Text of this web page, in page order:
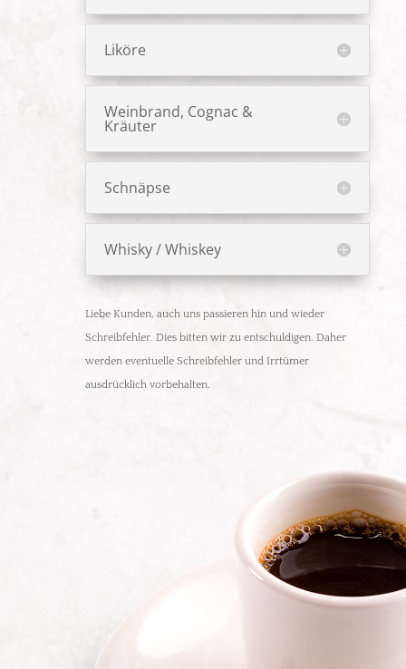
Liköre
Weinbrand, Cognac &
Kräuter
Schnäpse
Whisky / Whiskey
Liebe Kunden, auch uns passieren hin und wieder
Schreibfehler. Dies bitten wir zu entschuldigen. Daher
werden eventuelle Schreibfehler und Irrtümer
ausdrücklich vorbehalten.